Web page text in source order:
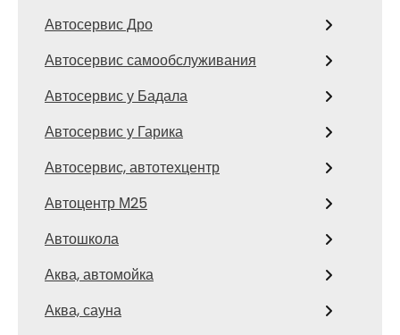
Автосервис Дро
Автосервис самообслуживания
Автосервис у Бадала
Автосервис у Гарика
Автосервис, автотехцентр
Автоцентр М25
Автошкола
Аква, автомойка
Аква, сауна